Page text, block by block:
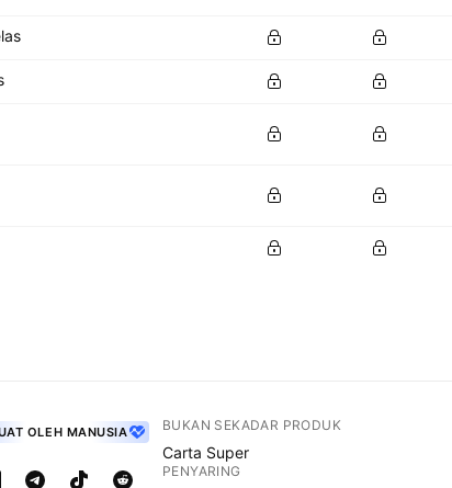
OLEH MANUSIA BUKAN SEKADAR PRODUK
Carta Super
PENYARING